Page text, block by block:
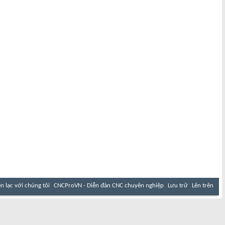
lạc với chúng tôi CNCProVN - Diễn đàn CNC chuyên nghiệp Lưu trữ Lên trên